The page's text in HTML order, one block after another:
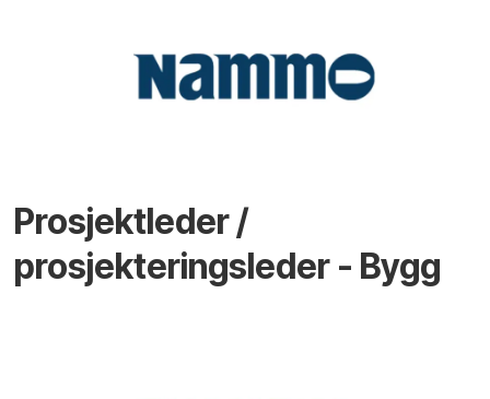
Prosjektleder /
prosjekteringsleder - Bygg